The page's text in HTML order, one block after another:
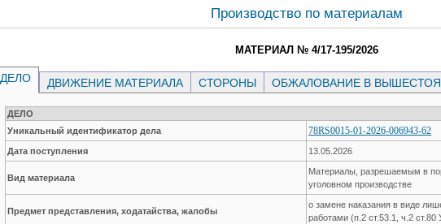
Производство по материалам
МАТЕРИАЛ № 4/17-195/2026
ДЕЛО ДВИЖЕНИЕ МАТЕРИАЛА СТОРОНЫ ОБЖАЛОВАНИЕ В
ДЕЛО
Уникальный идентификатор дела
78RS0015-01-2026-006943-62
Дата поступления 13.05.2026
Вид материала
Материалы, разрешаемым в
уголовном производстве
Предмет представления, ходатайства, жалобы
о замене наказания в виде
работами (п.2 ст.53.1, ч.2